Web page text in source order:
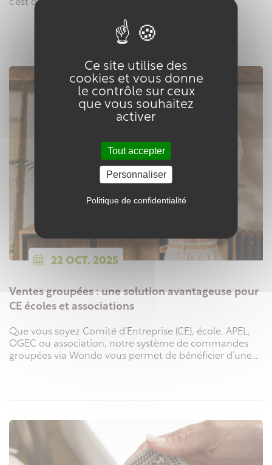
Ce site utilise des
cookies et vous donne
le contrôle sur ceux
que vous souhaitez
activer
Tout accepter
Personnaliser
Politique de confidentialité
c’est déjà Noël ! ✨
22 OCT. 2025
Ventes groupées : une solution avantageuse pour
CE écoles et associations
Que vous soyez Comité d’Entreprise (CE), école, APEL,
OGEC ou association, notre système de commandes
groupées via Wondo vous permet de bénéficier d’une...